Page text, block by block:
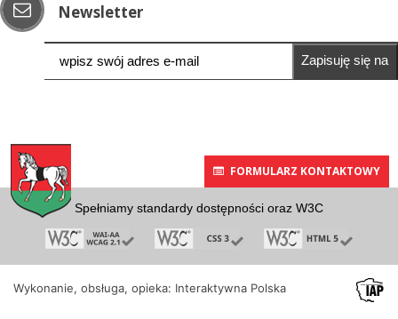
Newsletter
Zapisuję się na
FORMULARZ KONTAKTOWY
Spełniamy standardy dostępności oraz W3C
Wykonanie, obsługa, opieka: Interaktywna Polska